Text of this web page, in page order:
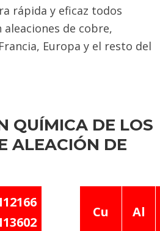
rápida y eficaz todos
de cobre,
Europa y el resto del
QUÍMICA DE LOS
ALEACIÓN DE
Cu Al